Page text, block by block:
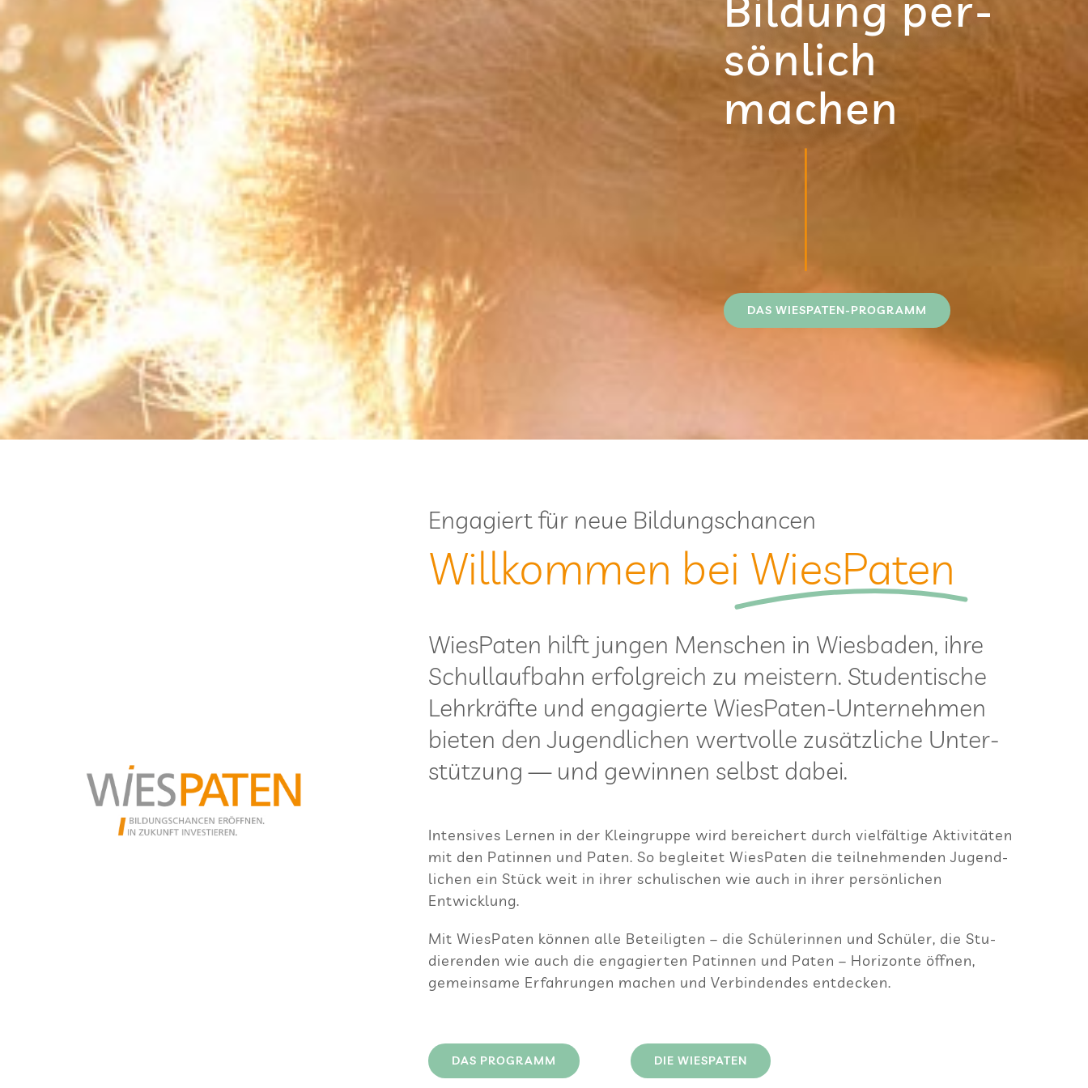
sön­lich
machen
DAS WIE­SPA­TEN-PRO­GRAMM
Enga­giert für neue Bildungschancen
Will­kom­men bei Wie­sPa­ten
Wie­sPa­ten hilft jun­gen Men­schen in Wies­ba­den, ihre
Schul­lauf­bahn erfolg­reich zu meis­tern. Stu­den­ti­sche
Lehr­kräfte und enga­gierte Wie­sPa­ten-Unter­neh­men
bie­ten den Jugend­li­chen wert­volle zusätz­li­che Unter­
stüt­zung — und gewin­nen selbst dabei.
Inten­si­ves Ler­nen in der Klein­gruppe wird berei­chert durch viel­fäl­tige Akti­vi­tä­ten
mit den Patin­nen und Paten. So beglei­tet Wie­sPa­ten die teil­neh­men­den Jugend­
li­chen ein Stück weit in ihrer schu­li­schen wie auch in ihrer per­sön­li­chen
Entwicklung.
Mit Wie­sPa­ten kön­nen alle Betei­lig­ten – die Schü­le­rin­nen und Schü­ler, die Stu­
die­ren­den wie auch die enga­gier­ten Patin­nen und Paten – Hori­zonte öff­nen,
gemein­same Erfah­run­gen machen und Ver­bin­den­des entdecken.
DAS PRO­GRAMM DIE WIE­SPA­TEN